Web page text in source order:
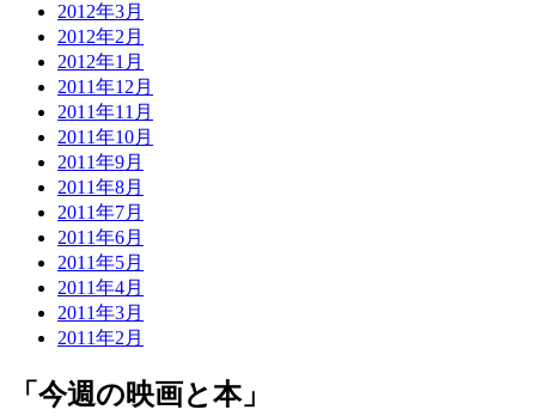
2012年3月
2012年2月
2012年1月
2011年12月
2011年11月
2011年10月
2011年9月
2011年8月
2011年7月
2011年6月
2011年5月
2011年4月
2011年3月
2011年2月
「今週の映画と本」